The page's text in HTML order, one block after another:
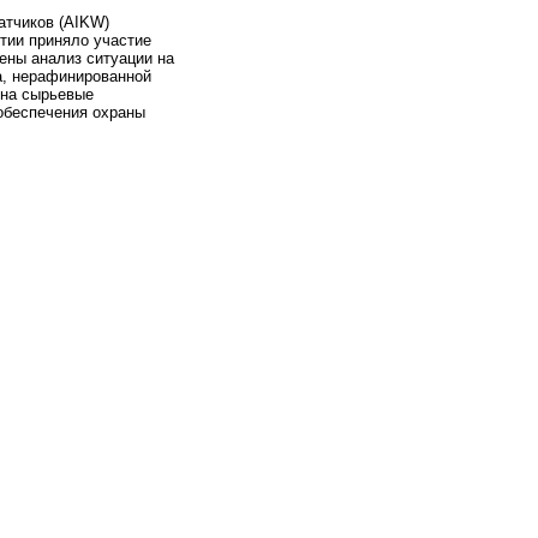
(AIKW)
приняло участие
анализ ситуации на
нерафинированной
сырьевые
охраны